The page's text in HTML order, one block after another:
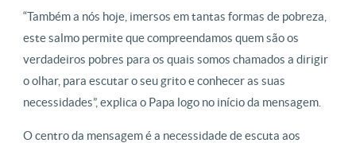
“Também a nós hoje, imersos em tantas formas de pobreza,
este salmo permite que compreendamos quem são os
verdadeiros pobres para os quais somos chamados a dirigir
o olhar, para escutar o seu grito e conhecer as suas
necessidades”, explica o Papa logo no início da mensagem.
O centro da mensagem é a necessidade de escuta aos